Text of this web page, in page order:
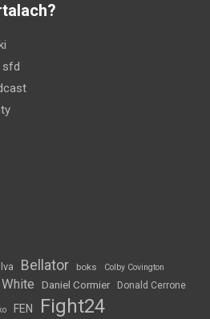
sfd
Bellator boks Colby Covington
White Daniel Cormier Donald Cerrone
FEN Fight24